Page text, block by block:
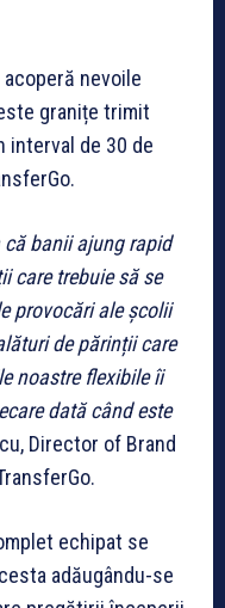
nevoile
granițe trimit
interval de 30 de
că banii ajung rapid
care trebuie să se
provocări ale școlii
de părinții care
noastre flexibile îi
dată când este
Director of Brand
echipat se
adăugându-se